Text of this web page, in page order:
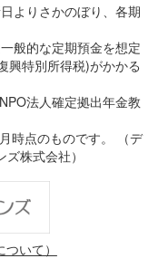
よりさかのぼり、各期
般的な定期預金を想定
興特別所得税)がかかる
法人確定拠出年金教
時点のものです。 （デ
株式会社）
いて）